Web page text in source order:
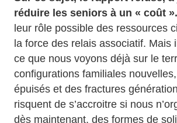
réduire les seniors à un « coût ».
leur rôle possible des ressources
la force des relais associatif. Mais
ce que nous voyons déjà sur le
configurations familiales
épuisés et des fractures
risquent de s’accroitre si nous
dès maintenant, des formes de